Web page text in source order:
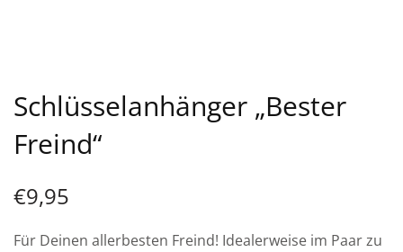
Schlüsselanhänger „Bester
Freind“
€9,95
Für Deinen allerbesten Freind! Idealerweise im Paar zu